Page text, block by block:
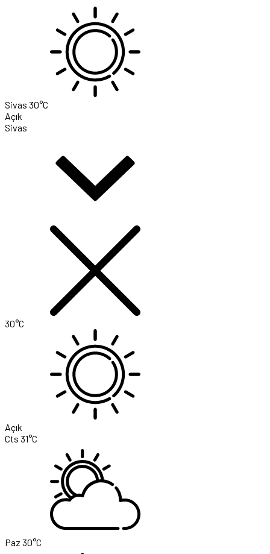
Sivas 30°C
Açık
Sivas
30°C
Açık
Cts 31°C
Paz 30°C